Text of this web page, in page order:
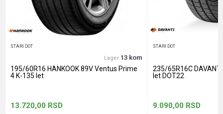
POŠALJI
STARI DOT
Lager 13 kom
195/60R16 HANKOOK 89V Ventus Prime
4 K-135 let
13.720,00 RSD
STARI DOT
235/65R16C
let DOT22
9.090,00 RSD